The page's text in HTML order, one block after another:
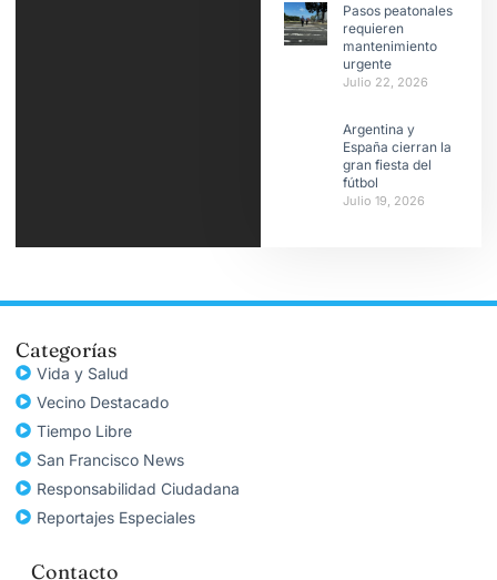
Pasos peatonales
requieren
mantenimiento
urgente
Julio 22, 2026
Argentina y
España cierran la
gran fiesta del
fútbol
Julio 19, 2026
Categorías
Vida y Salud
Vecino Destacado
Tiempo Libre
San Francisco News
Responsabilidad Ciudadana
Reportajes Especiales
Contacto